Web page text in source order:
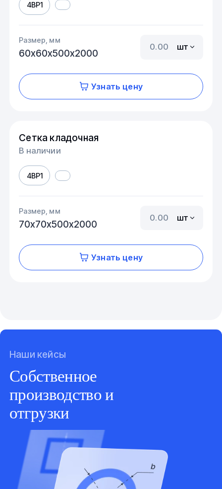
4ВР1
Размер, мм
60х60х500х2000
шт
Узнать цену
Сетка кладочная
В наличии
4ВР1
Размер, мм
70х70х500х2000
шт
Узнать цену
Наши кейсы
Собственное
производство и
отгрузки